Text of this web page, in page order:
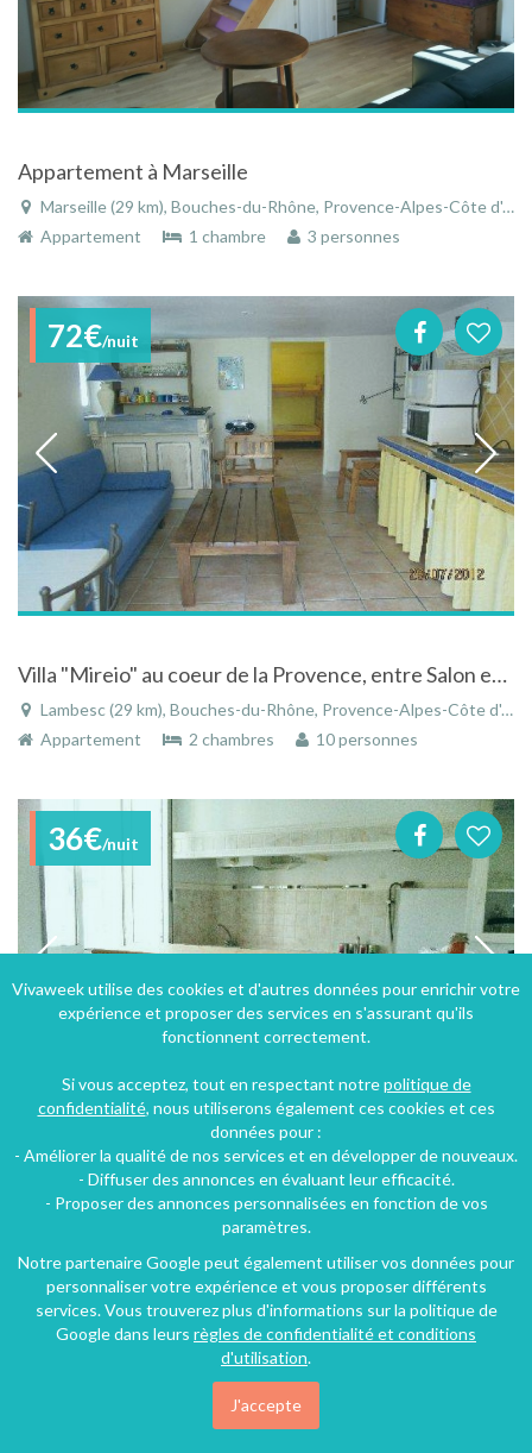
Appartement à Marseille
Marseille (29 km), Bouches-du-Rhône, Provence-Alpes-Côte d'Azur, France
Appartement
1 chambre 3 personnes
72€/nuit
Villa "Mireio" au coeur de la Provence, entre Salon et Aix en provence
Lambesc (29 km), Bouches-du-Rhône, Provence-Alpes-Côte d'Azur, France
Appartement
2 chambres 10 personnes
36€/nuit
Marseille (29 km), Bouches-du-Rhône, Provence-Alpes-Côte d'Azur, France
1 chambre
137€/nuit
Vivaweek utilise des cookies et d'autres données pour enrichir votre
expérience et proposer des services en s'assurant qu'ils
fonctionnent correctement.
Si vous acceptez, tout en respectant notrepolitique de
confidentialité, nous utiliserons également ces cookies et ces
données pour :
- Améliorer la qualité de nos services et en développer de nouveaux.
- Diffuser des annonces en évaluant leur efficacité.
- Proposer des annonces personnalisées en fonction de vos
paramètres.
Notre partenaire Google peut également utiliser vos données pour
personnaliser votre expérience et vous proposer différents
services. Vous trouverez plus d'informations sur la politique de
Google dans leurs règles de confidentialité et conditions
d'utilisation.
J'accepte